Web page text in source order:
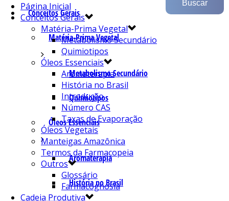
Conceitos Gerais
Matéria-Prima Vegetal
Metabolismo Secundário
Quimiotipos
Óleos Essenciais
Aromaterapia
História no Brasil
Página Inicial
Conceitos Gerais
Matéria-Prima Vegetal
Metabolismo Secundário
Quimiotipos
Óleos Essenciais
Aromaterapia
História no Brasil
Introdução
Número CAS
Taxas de Evaporação
Óleos Vegetais
Manteigas Amazônica
Termos da Farmacopeia
Outros
Glossário
Farmacognosia
Cadeia Produtiva